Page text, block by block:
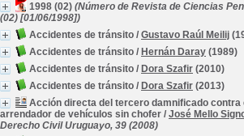
1998 (02) (Número de Revista de Ciencias
(02) [01/06/1998])
Accidentes de tránsito / Gustavo Raúl Meilij
Accidentes de tránsito / Hernán Daray (1989)
Accidentes de tránsito / Dora Szafir (2010)
Accidentes de tránsito / Dora Szafir (2013)
Acción directa del tercero damnificado contra
arrendador de vehículos sin chofer / José Mello
Derecho Civil Uruguayo, 39 (2008)